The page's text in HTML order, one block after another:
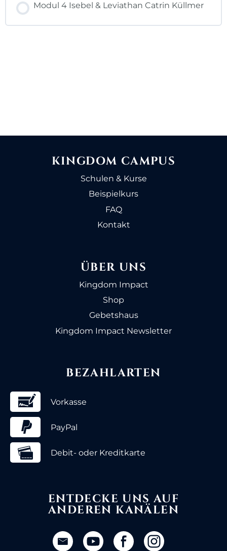
0% ABGESCHLOSSEN 0/0 Lektionen
Modul 4 Isebel & Leviathan Catrin Küllmer
KINGDOM CAMPUS
Schulen & Kurse
Beispielkurs
FAQ
Kontakt
ÜBER UNS
Kingdom Impact
Shop
Gebetshaus
Kingdom Impact Newsletter
BEZAHLARTEN
Vorkasse
PayPal
Debit- oder Kreditkarte
ENTDECKE UNS AUF
ANDEREN KANÄLEN